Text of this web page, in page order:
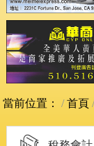
當前位置： 首頁